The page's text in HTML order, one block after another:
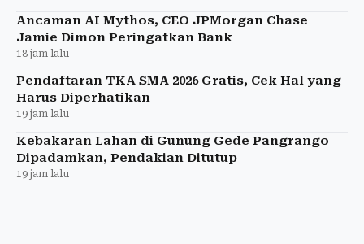
Ancaman AI Mythos, CEO JPMorgan Chase
Jamie Dimon Peringatkan Bank
18 jam lalu
Pendaftaran TKA SMA 2026 Gratis, Cek Hal yang
Harus Diperhatikan
19 jam lalu
Kebakaran Lahan di Gunung Gede Pangrango
Dipadamkan, Pendakian Ditutup
19 jam lalu